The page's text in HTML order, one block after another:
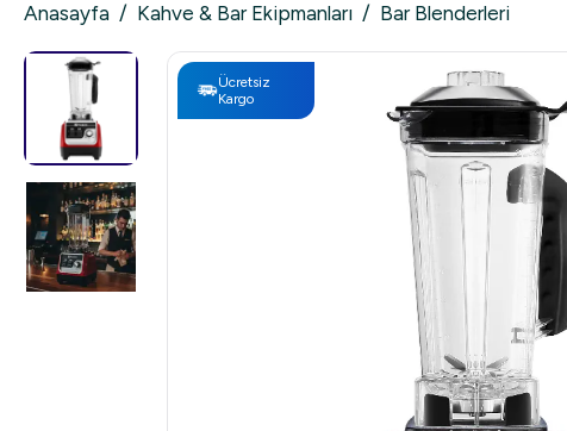
Anasayfa / Kahve & Bar Ekipmanları / Bar Blenderleri
Ücretsiz
Kargo